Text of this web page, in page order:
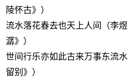
陵怀古》）
流水落花春去也天上人间（李煜
潺》）
世间行乐亦如此古来万事东流
留别》）